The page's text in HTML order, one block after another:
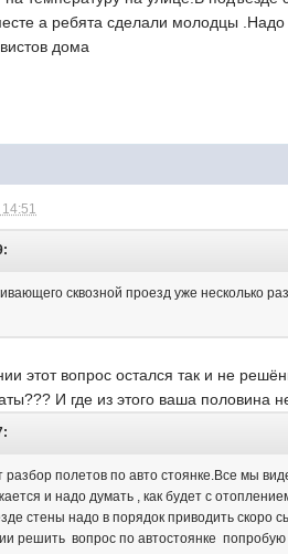
а ребята сделали молодцы
дома
сквозной проезд уже несколько
этот вопрос остался так и не
И где из этого ваша половина
разбор полетов по авто стоянке.Все мы
и надо думать , как будет с
стены надо в порядок приводить скоро
решить вопрос по автостоянке